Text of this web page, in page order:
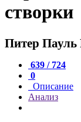
створки
Питер Пауль
639 / 724
0
Описание
Анализ